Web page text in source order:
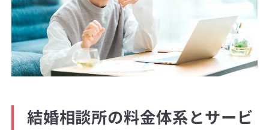
結婚相談所の料金体系とサービ